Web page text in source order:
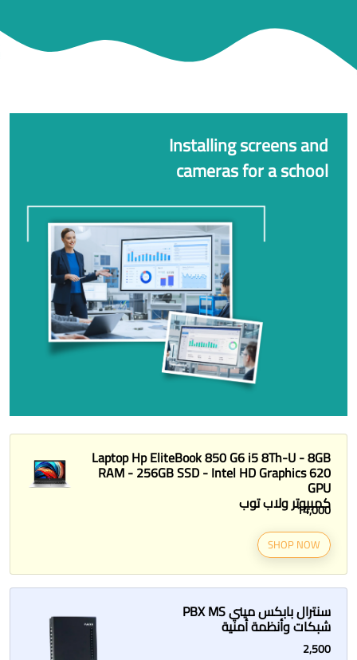
نهدف إلى دمج التكنولوجيا مع العمليات التعليمية في جميع
أنحاء المدارس حيث نعمل على توفير بيئة تعليمية أكثر تفاعلاً
وتحفيزاً لتحضير الطلاب لمواجهة التحديات التكنولوجية في
Installing screens and
cameras for a school
Laptop Hp EliteBook 850 G6 i5 8Th-U - 8GB
RAM - 256GB SSD - Intel HD Graphics 620
GPU
كمبيوتر ولاب توب
14,000
SHOP NOW
سنترال بابكس ميني PBX MS
شبكات وأنظمة أمنية
2,500